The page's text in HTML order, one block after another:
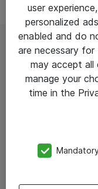
På bare en
Trin for trin:
cloud og
Praktisk
hvilken enhed
user
personalized
enabled and do
are necessary
may accept all
manage your
time in the